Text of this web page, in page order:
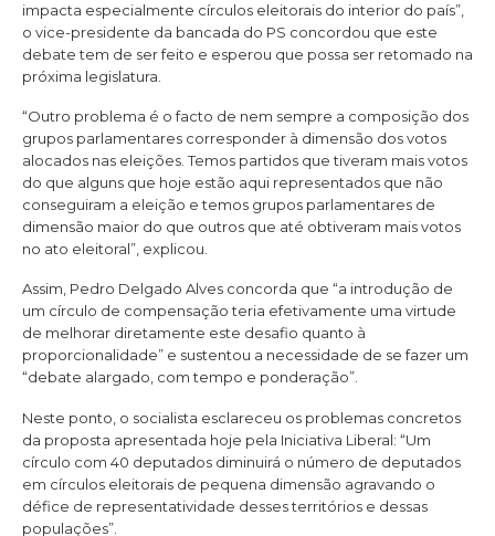
impacta especialmente círculos eleitorais do interior do país”,
o vice-presidente da bancada do PS concordou que este
debate tem de ser feito e esperou que possa ser retomado na
próxima legislatura.
“Outro problema é o facto de nem sempre a composição dos
grupos parlamentares corresponder à dimensão dos votos
alocados nas eleições. Temos partidos que tiveram mais votos
do que alguns que hoje estão aqui representados que não
conseguiram a eleição e temos grupos parlamentares de
dimensão maior do que outros que até obtiveram mais votos
no ato eleitoral”, explicou.
Assim, Pedro Delgado Alves concorda que “a introdução de
um círculo de compensação teria efetivamente uma virtude
de melhorar diretamente este desafio quanto à
proporcionalidade” e sustentou a necessidade de se fazer um
“debate alargado, com tempo e ponderação”.
Neste ponto, o socialista esclareceu os problemas concretos
da proposta apresentada hoje pela Iniciativa Liberal: “Um
círculo com 40 deputados diminuirá o número de deputados
em círculos eleitorais de pequena dimensão agravando o
défice de representatividade desses territórios e dessas
populações”.